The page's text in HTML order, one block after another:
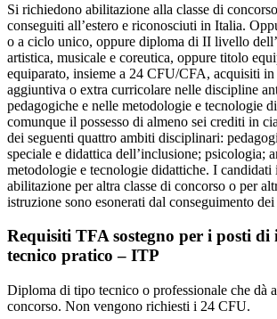
Si richiedono abilitazione alla classe di
conseguiti all’estero e riconosciuti in Italia.
o a ciclo unico, oppure diploma di II livello
artistica, musicale e coreutica, oppure titolo
equiparato, insieme a 24 CFU/CFA, acquisiti
aggiuntiva o extra curricolare nelle discipline
pedagogiche e nelle metodologie e tecnologie
comunque il possesso di almeno sei crediti in
dei seguenti quattro ambiti disciplinari:
speciale e didattica dell’inclusione; psicologia;
metodologie e tecnologie didattiche. I candidati
abilitazione per altra classe di concorso o per
istruzione sono esonerati dal conseguimento
Requisiti TFA sostegno per i posti di
tecnico pratico – ITP
Diploma di tipo tecnico o professionale che dà
concorso. Non vengono richiesti i 24 CFU.